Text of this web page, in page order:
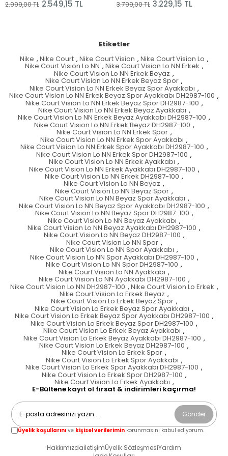
2.549,15 TL
TL 3.229,15 TL
3.799,00 TL
Etiketler
Nike , Nike Court , Nike Court Vision , Nike Court Vision Lo ,
Nike Court Vision Lo NN , Nike Court Vision Lo NN Erkek ,
Nike Court Vision Lo NN Erkek Beyaz ,
Nike Court Vision Lo NN Erkek Beyaz Spor ,
Nike Court Vision Lo NN Erkek Beyaz Spor Ayakkabı ,
Nike Court Vision Lo NN Erkek Beyaz Spor Ayakkabı DH2987-100 ,
Nike Court Vision Lo NN Erkek Beyaz Spor DH2987-100 ,
Nike Court Vision Lo NN Erkek Beyaz Ayakkabı ,
Nike Court Vision Lo NN Erkek Beyaz Ayakkabı DH2987-100 ,
Nike Court Vision Lo NN Erkek Beyaz DH2987-100 ,
Nike Court Vision Lo NN Erkek Spor ,
Nike Court Vision Lo NN Erkek Spor Ayakkabı ,
Nike Court Vision Lo NN Erkek Spor Ayakkabı DH2987-100 ,
Nike Court Vision Lo NN Erkek Spor DH2987-100 ,
Nike Court Vision Lo NN Erkek Ayakkabı ,
Nike Court Vision Lo NN Erkek Ayakkabı DH2987-100 ,
Nike Court Vision Lo NN Erkek DH2987-100 ,
Nike Court Vision Lo NN Beyaz ,
Nike Court Vision Lo NN Beyaz Spor ,
Nike Court Vision Lo NN Beyaz Spor Ayakkabı ,
Nike Court Vision Lo NN Beyaz Spor Ayakkabı DH2987-100 ,
Nike Court Vision Lo NN Beyaz Spor DH2987-100 ,
Nike Court Vision Lo NN Beyaz Ayakkabı ,
Nike Court Vision Lo NN Beyaz Ayakkabı DH2987-100 ,
Nike Court Vision Lo NN Beyaz DH2987-100 ,
Nike Court Vision Lo NN Spor ,
Nike Court Vision Lo NN Spor Ayakkabı ,
Nike Court Vision Lo NN Spor Ayakkabı DH2987-100 ,
Nike Court Vision Lo NN Spor DH2987-100 ,
Nike Court Vision Lo NN Ayakkabı ,
Nike Court Vision Lo NN Ayakkabı DH2987-100 ,
Nike Court Vision Lo NN DH2987-100 , Nike Court Vision Lo Erkek ,
Nike Court Vision Lo Erkek Beyaz ,
Nike Court Vision Lo Erkek Beyaz Spor ,
Nike Court Vision Lo Erkek Beyaz Spor Ayakkabı ,
Nike Court Vision Lo Erkek Beyaz Spor Ayakkabı DH2987-100 ,
Nike Court Vision Lo Erkek Beyaz Spor DH2987-100 ,
Nike Court Vision Lo Erkek Beyaz Ayakkabı ,
Nike Court Vision Lo Erkek Beyaz Ayakkabı DH2987-100 ,
Nike Court Vision Lo Erkek Beyaz DH2987-100 ,
Nike Court Vision Lo Erkek Spor ,
Nike Court Vision Lo Erkek Spor Ayakkabı ,
Nike Court Vision Lo Erkek Spor Ayakkabı DH2987-100 ,
Nike Court Vision Lo Erkek Spor DH2987-100 ,
Nike Court Vision Lo Erkek Ayakkabı ,
E-Bültene kayıt ol fırsat & indirimleri kaçırma!
Gönder
Üyelik koşullarını ve kişisel verilerimin korunmasını kabul ediyorum.
HakkımızdaİletişimÜyelik SözleşmesiYardım